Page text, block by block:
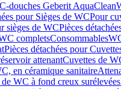
douches Geberit AquaClean
pour Sièges de WCPour
sièges de WCPièces
completsConsommables
Pièces détachées pour
attenantCuvettes de
en céramique sanitaire
WC à fond creux surélevées